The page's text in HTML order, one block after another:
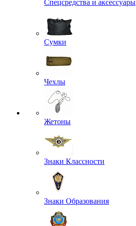
Спецсредства и аксессуары
Сумки
Чехлы
Жетоны
Знаки Классности
Знаки Образования